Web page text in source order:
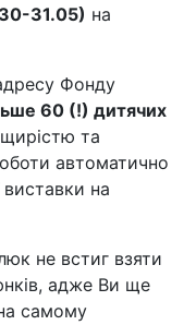
31.05) на
Фонду
60 (!) дитячих
та
автоматично
на
не встиг взяти
адже Ви ще
самому